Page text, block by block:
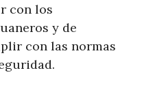
con los
y de
con las normas